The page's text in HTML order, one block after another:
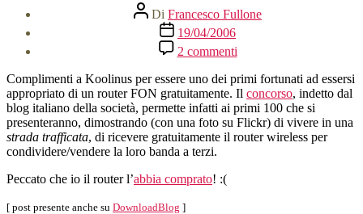
Autore
articolo
Di Francesco Fullone
Data
dell'articolo
19/04/2006
2 commentisu
Fon
per
tutti
Complimenti a Koolinus per essere uno dei primi fortunati ad essersi
appropriato di un router FON gratuitamente. Il concorso, indetto dal
blog italiano della società, permette infatti ai primi 100 che si
presenteranno, dimostrando (con una foto su Flickr) di vivere in una
strada trafficata, di ricevere gratuitamente il router wireless per
condividere/vendere la loro banda a terzi.
Peccato che io il router l’abbia comprato! :(
[ post presente anche su DownloadBlog ]